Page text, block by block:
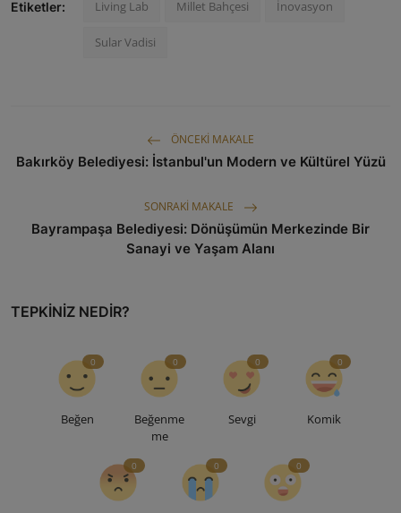
Etiketler: Living Lab Millet Bahçesi İnovasyon
Sular Vadisi
ÖNCEKI MAKALE
Bakırköy Belediyesi: İstanbul'un Modern ve Kültürel Yüzü
SONRAKI MAKALE
Bayrampaşa Belediyesi: Dönüşümün Merkezinde Bir
Sanayi ve Yaşam Alanı
TEPKINIZ NEDIR?
Beğen
0
Beğenme
me
0
Sevgi
0
Komik
0
0 0 0